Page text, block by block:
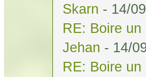
Skarn - 14/
RE: Boire
Jehan - 14/
RE: Boire